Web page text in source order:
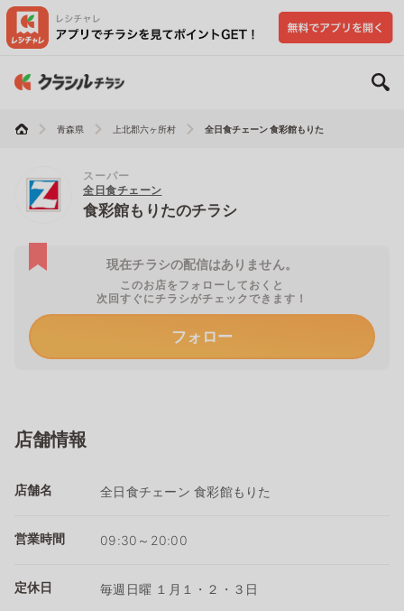
青森県 上北郡六ヶ所村 全日食チェーン 食彩館もりた
スーパー
全日食チェーン
食彩館もりたのチラシ
現在チラシの配信はありません。
このお店をフォローしておくと
次回すぐにチラシがチェックできます！
フォロー
店舗情報
店舗名 全日食チェーン 食彩館もりた
営業時間 09:30～20:00
定休日 毎週日曜 １月１・２・３日